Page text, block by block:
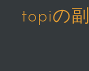
topiの